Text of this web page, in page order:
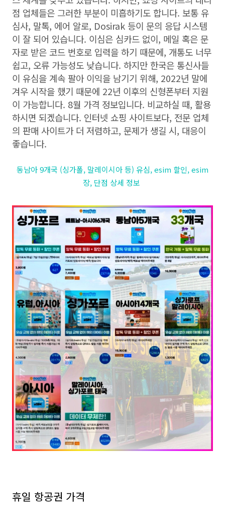
점 업체들은 그러한 부분이 미흡하기도 합니다. 보통 유
심사, 말톡, 에어 알로, Dosirak 등이 문의 응답 시스템
이 잘 되어 있습니다. 이심은 심카드 없이, 메일 혹은 문
자로 받은 코드 번호로 입력을 하기 때문에, 개통도 너무
쉽고, 오류 가능성도 낮습니다. 하지만 한국은 통신사들
이 유심을 계속 팔아 이익을 남기기 위해, 2022년 말에
겨우 시작을 했기 때문에 22년 이후의 신형폰부터 지원
이 가능합니다. 8월 가격 정보입니다. 비교하실 때, 활용
하시면 되겠습니다. 인터넷 쇼핑 사이트보다, 전문 업체
의 판매 사이트가 더 저렴하고, 문제가 생길 시, 대응이
좋습니다.
동남아 9개국 (싱가폴, 말레이시아 등) 유심, esim 할인, esim
장, 단점 상세 정보
휴일 항공권 가격